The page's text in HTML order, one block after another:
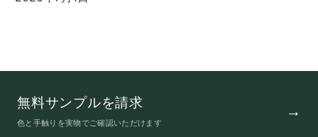
無料サンプルを請求
色と手触りを実物でご確認いただけます